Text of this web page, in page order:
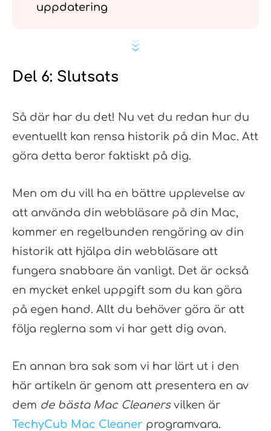
uppdatering
Del 6: Slutsats
Så där har du det! Nu vet du redan hur du
eventuellt kan rensa historik på din Mac. Att
göra detta beror faktiskt på dig.
Men om du vill ha en bättre upplevelse av
att använda din webbläsare på din Mac,
kommer en regelbunden rengöring av din
historik att hjälpa din webbläsare att
fungera snabbare än vanligt. Det är också
en mycket enkel uppgift som du kan göra
på egen hand. Allt du behöver göra är att
följa reglerna som vi har gett dig ovan.
En annan bra sak som vi har lärt ut i den
här artikeln är genom att presentera en av
dem de bästa Mac Cleanersvilken är
TechyCub Mac Cleaner programvara.